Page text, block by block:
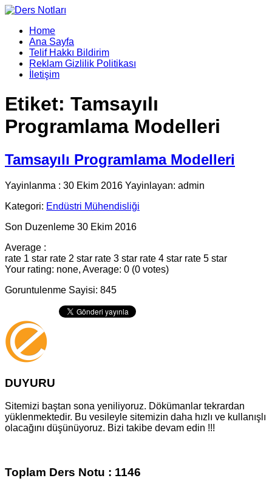
Home
Ana Sayfa
Telif Hakkı Bildirim
Reklam Gizlilik Politikası
İletişim
Etiket: Tamsayılı
Programlama Modelleri
Tamsayılı Programlama Modelleri
Yayinlanma : 30 Ekim 2016 Yayinlayan: admin
Kategori: Endüstri Mühendisliği
Son Duzenleme 30 Ekim 2016
Average :
rate 1 star rate 2 star rate 3 star rate 4 star rate 5 star
Your rating: none, Average: 0 (0 votes)
Goruntulenme Sayisi: 845
DUYURU
Sitemizi baştan sona yeniliyoruz. Dökümanlar tekrardan
yüklenmektedir. Bu vesileyle sitemizin daha hızlı ve kullanışlı
olacağını düşünüyoruz. Bizi takibe devam edin !!!
Toplam Ders Notu : 1146